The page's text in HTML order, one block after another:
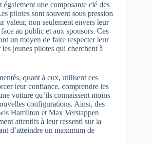
également une composante clé des
pilotes sont souvent sous pression
valeur, non seulement envers leur
au public et aux sponsors. Ces
un moyen de faire respecter leur
jeunes pilotes qui cherchent à
quant à eux, utilisent ces
leur confiance, comprendre les
voiture qu’ils connaissent moins
configurations. Ainsi, des
Hamilton et Max Verstappen
attentifs à leur ressenti sur la
d’atteindre un maximum de